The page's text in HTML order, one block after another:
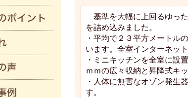
基準を大幅に上回るゆっ
を詰め込みました。
・平均で２３平方メートル
います。全室インターネット
・ミニキッチンを全室に設
ｍｍの広々収納と昇降式キ
・人体に無害なオゾン発生
す。